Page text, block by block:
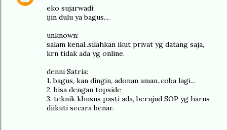
eko sujarwadi:
ijin dulu ya bagus....
unknown:
salam kenal..silahkan ikut privat yg datang saja,
krn tidak ada yg online.
denni Satria:
1. bagus, kan dingin, adonan aman..coba lagi...
2. bisa dengan topside
3. teknik khusus pasti ada, berujud SOP yg harus
diikuti secara benar.